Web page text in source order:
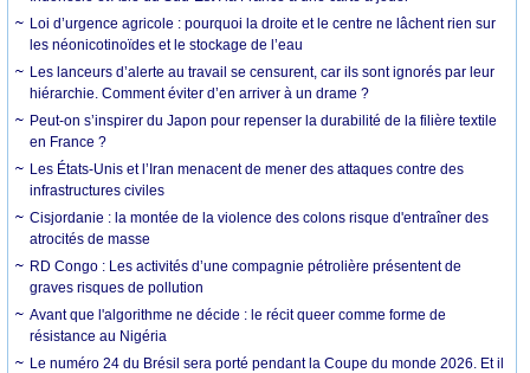
Loi d’urgence agricole : pourquoi la droite et le centre ne lâchent rien sur
les néonicotinoïdes et le stockage de l’eau
Les lanceurs d’alerte au travail se censurent, car ils sont ignorés par leur
hiérarchie. Comment éviter d’en arriver à un drame ?
Peut-on s’inspirer du Japon pour repenser la durabilité de la filière textile
en France ?
Les États-Unis et l’Iran menacent de mener des attaques contre des
infrastructures civiles
Cisjordanie : la montée de la violence des colons risque d'entraîner des
atrocités de masse
RD Congo : Les activités d’une compagnie pétrolière présentent de
graves risques de pollution
Avant que l'algorithme ne décide : le récit queer comme forme de
résistance au Nigéria
Le numéro 24 du Brésil sera porté pendant la Coupe du monde 2026. Et il